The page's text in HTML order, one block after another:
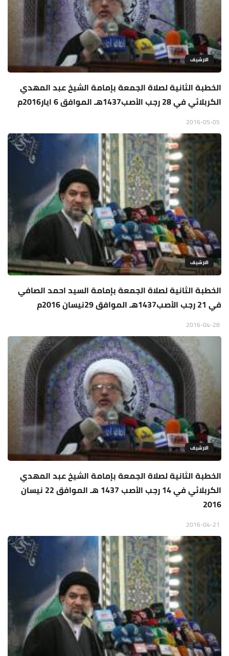
الارشيف
الخطبة الثانية لصلاة الجمعة بإمامة الشيخ عبد المهدي
الكربلائي في 28 رجب الأصب1437هـ الموافق 6 ايار2016م
الارشيف
الخطبة الثانية لصلاة الجمعة بإمامة السيد احمد الصافي
في 21 رجب الأصب1437هـ الموافق 29نيسان 2016م
الارشيف
الخطبة الثانية لصلاة الجمعة بإمامة الشيخ عبد المهدي
الكربلائي في 14 رجب الأصب 1437 هـ الموافق 22 نيسان
2016